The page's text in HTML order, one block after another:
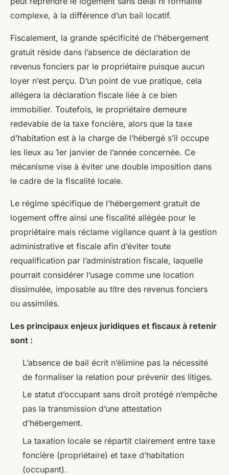
complexe, à la différence d’un bail locatif.
Fiscalement, la grande spécificité de l’hébergement
gratuit réside dans l’absence de déclaration de
revenus fonciers par le propriétaire puisque aucun
loyer n’est perçu. D’un point de vue pratique, cela
allégera la déclaration fiscale liée à ce bien
immobilier. Toutefois, le propriétaire demeure
redevable de la taxe foncière, alors que la taxe
d’habitation est à la charge de l’hébergé s’il occupe
les lieux au 1er janvier de l’année concernée. Ce
mécanisme vise à éviter une double imposition dans
le cadre de la fiscalité locale.
Le régime spécifique de l’hébergement gratuit de
logement offre ainsi une fiscalité allégée pour le
propriétaire mais réclame vigilance quant à la gestion
administrative et fiscale afin d’éviter toute
requalification par l’administration fiscale, laquelle
pourrait considérer l’usage comme une location
dissimulée, imposable au titre des revenus fonciers
ou assimilés.
Les principaux enjeux juridiques et fiscaux à retenir
sont :
L’absence de bail écrit n’élimine pas la nécessité
de formaliser la relation pour prévenir des litiges.
Le statut d’occupant sans droit protégé n’empêche
pas la transmission d’une attestation
d’hébergement.
La taxation locale se répartit clairement entre taxe
foncière (propriétaire) et taxe d’habitation
(occupant).